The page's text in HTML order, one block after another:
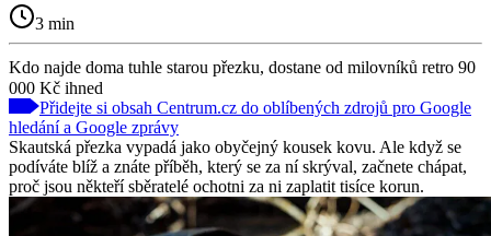
3 min
Kdo najde doma tuhle starou přezku, dostane od milovníků retro 90
000 Kč ihned
Přidejte si obsah Centrum.cz do oblíbených zdrojů pro Google
hledání a Google zprávy
Skautská přezka vypadá jako obyčejný kousek kovu. Ale když se
podíváte blíž a znáte příběh, který se za ní skrýval, začnete chápat,
proč jsou někteří sběratelé ochotni za ni zaplatit tisíce korun.